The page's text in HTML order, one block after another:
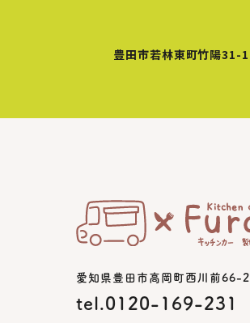
豊田市若林東町竹陽31-1
愛知県豊田市高岡町西川前66-2
tel.0120-169-231